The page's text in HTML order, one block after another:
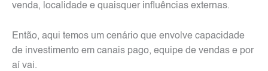
venda, localidade e quaisquer influências externas.
Então, aqui temos um cenário que envolve capacidade
de investimento em canais pago, equipe de vendas e por
aí vai.